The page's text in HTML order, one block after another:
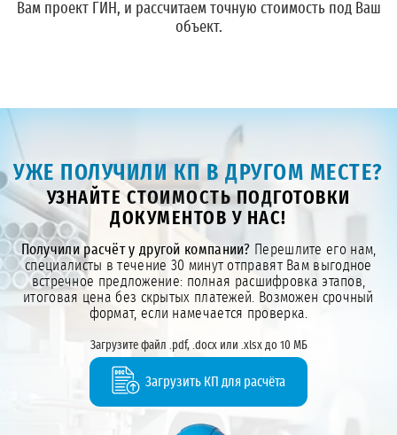
Вам проект ГИН, и рассчитаем точную стоимость под Ваш
объект.
УЖЕ ПОЛУЧИЛИ КП В ДРУГОМ МЕСТЕ?
УЗНАЙТЕ СТОИМОСТЬ ПОДГОТОВКИ
ДОКУМЕНТОВ У НАС!
Получили расчёт у другой компании? Перешлите его нам,
специалисты в течение 30 минут отправят Вам выгодное
встречное предложение: полная расшифровка этапов,
итоговая цена без скрытых платежей. Возможен срочный
формат, если намечается проверка.
Загрузите файл .pdf, .docx или .xlsx до 10 МБ
Загрузить КП для расчёта